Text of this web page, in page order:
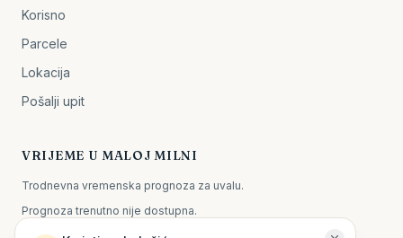
Korisno
Parcele
Lokacija
Pošalji upit
VRIJEME U MALOJ MILNI
Trodnevna vremenska prognoza za uvalu.
Prognoza trenutno nije dostupna.